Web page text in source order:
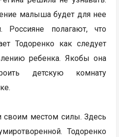
малыша будет для нее
Россияне полагают, что
Тодоренко как следует
ребенка. Якобы она
детскую комнату
своим местом силы. Здесь
Тодоренко